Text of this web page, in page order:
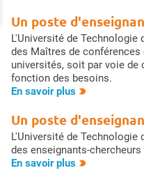
Un poste
L'Université de Technologie
des Maîtres de
universités, soit par voie de
fonction des besoins.
En savoir plus
Un poste
L'Université de Technologie
des enseignants-
En savoir plus